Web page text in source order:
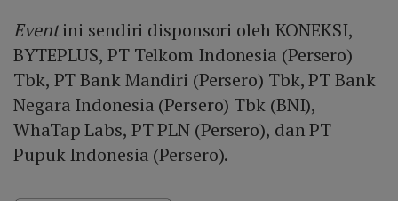
Eventini sendiri disponsori oleh KONEKSI,
BYTEPLUS, PT Telkom Indonesia (Persero)
Tbk, PT Bank Mandiri (Persero) Tbk, PT Bank
Negara Indonesia (Persero) Tbk (BNI),
WhaTap Labs, PT PLN (Persero), dan PT
Pupuk Indonesia (Persero).